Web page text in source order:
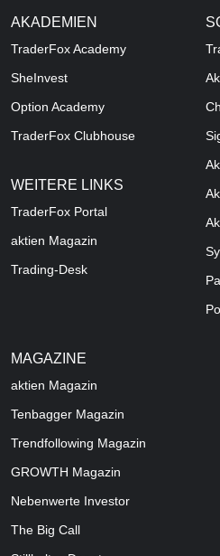
AKADEMIEN
TraderFox Academy
SheInvest
Option Academy
TraderFox Clubhouse
WEITERE LINKS
TraderFox Portal
aktien Magazin
Trading-Desk
MAGAZINE
aktien Magazin
Tenbagger Magazin
Trendfollowing Magazin
GROWTH Magazin
Nebenwerte Investor
The Big Call